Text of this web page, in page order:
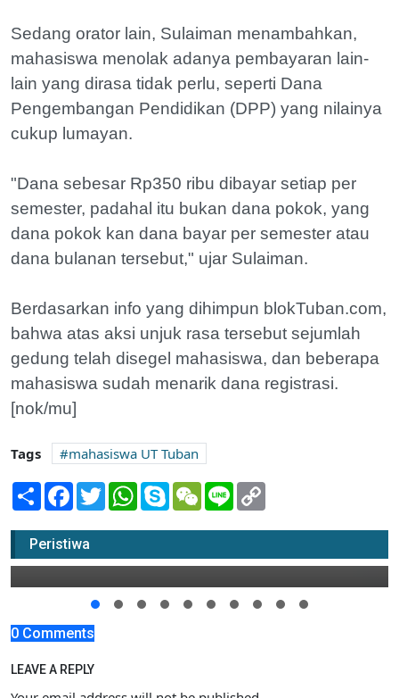
Sedang orator lain, Sulaiman menambahkan,
mahasiswa menolak adanya pembayaran lain-
lain yang dirasa tidak perlu, seperti Dana
Pengembangan Pendidikan (DPP) yang nilainya
cukup lumayan.
"Dana sebesar Rp350 ribu dibayar setiap per
semester, padahal itu bukan dana pokok, yang
dana pokok kan dana bayar per semester atau
dana bulanan tersebut," ujar Sulaiman.
Berdasarkan info yang dihimpun blokTuban.com,
bahwa atas aksi unjuk rasa tersebut sejumlah
gedung telah disegel mahasiswa, dan beberapa
mahasiswa sudah menarik dana registrasi.
[nok/mu]
Tags
mahasiswa UT Tuban
Share Facebook
TwitterWhatsApp
SkypeWeChatLine
Peristiwa
Gafatar Pernah Adakan Basos di
Perumahan Tasikmadu
14 Januari 2016 18:00
0 Comments
LEAVE A REPLY